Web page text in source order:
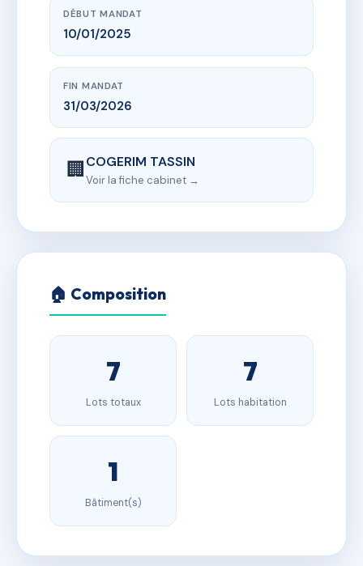
DÉBUT MANDAT
10/01/2025
FIN MANDAT
31/03/2026
🏢COGERIM TASSIN
Voir la fiche cabinet →
🏠 Composition
7
Lots totaux
7
Lots habitation
1
Bâtiment(s)